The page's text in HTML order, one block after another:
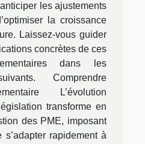
les ajustements
la croissance
Laissez-vous guider
concrètes de ces
dans les
Comprendre
L’évolution
transforme en
des PME, imposant
rapidement à